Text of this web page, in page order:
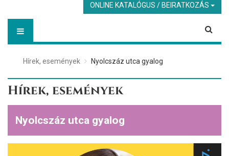
ONLINE KATALÓGUS / BEIRATKOZÁS
Hírek, események Nyolcszáz utca gyalog
Hírek, események
Nyolcszáz utca gyalog